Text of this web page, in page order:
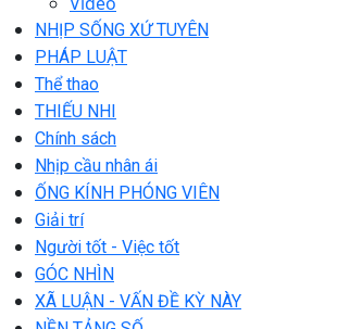
NHỊP SỐNG XỨ TUYÊN
PHÁP LUẬT
Thể thao
THIẾU NHI
Chính sách
Nhịp cầu nhân ái
ỐNG KÍNH PHÓNG VIÊN
Giải trí
Người tốt - Việc tốt
GÓC NHÌN
XÃ LUẬN - VẤN ĐỀ KỲ NÀY